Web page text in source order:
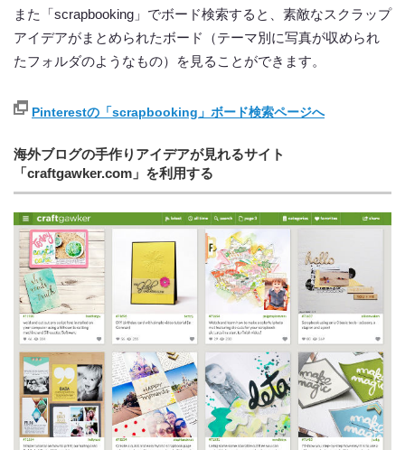
また「scrapbooking」でボード検索すると、素敵なスクラップ
アイデアがまとめられたボード（テーマ別に写真が収められ
たフォルダのようなもの）を見ることができます。
Pinterestの「scrapbooking」ボード検索ページへ
海外ブログの手作りアイデアが見れるサイト
「craftgawker.com」を利用する